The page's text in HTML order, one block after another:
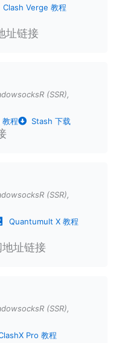
Clash Verge 教程
址链接
(SSR),
教程 Stash 下载
(SSR),
Quantumult X 教程
址链接
(SSR),
Pro 教程